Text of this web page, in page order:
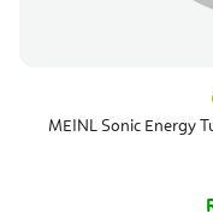
MEINL Sonic Energy